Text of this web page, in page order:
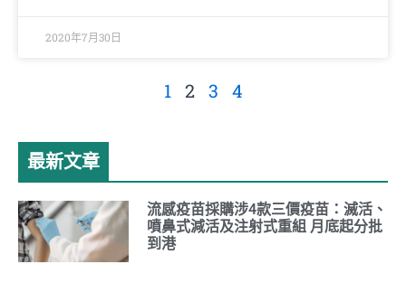
2020年7月30日
1 2 3 4
最新文章
流感疫苗採購涉4款三價疫苗：滅活、
噴鼻式減活及注射式重組 月底起分批
到港